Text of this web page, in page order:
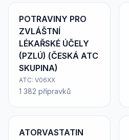
POTRAVINY PRO
ZVLÁŠTNÍ
LÉKAŘSKÉ ÚČELY
(PZLÚ) (ČESKÁ ATC
SKUPINA)
ATC: V06XX
1 382 přípravků
ATORVASTATIN